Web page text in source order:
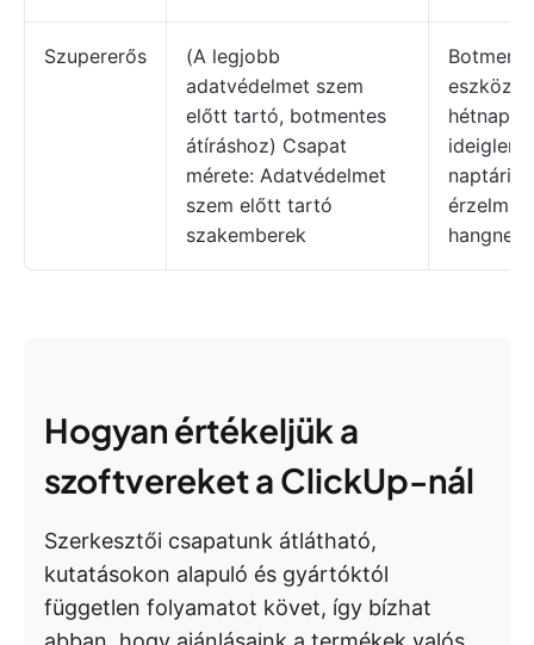
Szupererős
(A legjobb
adatvédelmet szem
előtt tartó, botmentes
átíráshoz) Csapat
mérete: Adatvédelmet
szem előtt tartó
szakemberek
hétnapos
érzelmi
Hogyan értékeljük a
szoftvereket a ClickUp-nál
Szerkesztői csapatunk átlátható,
kutatásokon alapuló és gyártóktól
független folyamatot követ, így bízhat